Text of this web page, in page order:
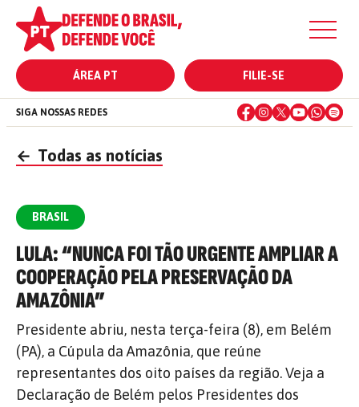
ÁREA PT FILIE-SE
SIGA NOSSAS REDES
← Todas as notícias
BRASIL
LULA: “NUNCA FOI TÃO URGENTE AMPLIAR A
COOPERAÇÃO PELA PRESERVAÇÃO DA
AMAZÔNIA”
Presidente abriu, nesta terça-feira (8), em Belém
(PA), a Cúpula da Amazônia, que reúne
representantes dos oito países da região. Veja a
Declaração de Belém pelos Presidentes dos